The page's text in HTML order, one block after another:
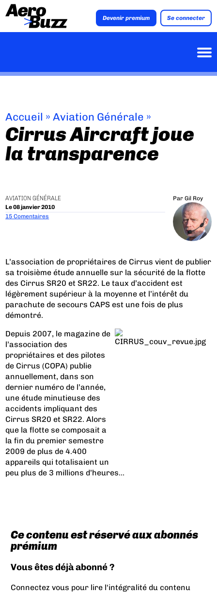
Devenir premium Se connecter
Accueil »Aviation Générale »
Cirrus Aircraft joue
la transparence
AVIATION GÉNÉRALE
Le 08 janvier 2010
Par Gil Roy
15 Comentaires
L’association de propriétaires de Cirrus vient de publier
sa troisième étude annuelle sur la sécurité de la flotte
des Cirrus SR20 et SR22. Le taux d’accident est
légèrement supérieur à la moyenne et l’intérêt du
parachute de secours CAPS est une fois de plus
démontré.
Depuis 2007, le magazine de
l’association des
propriétaires et des pilotes
de Cirrus (COPA) publie
annuellement, dans son
dernier numéro de l’année,
une étude minutieuse des
accidents impliquant des
Cirrus SR20 et SR22. Alors
que la flotte se composait a
la fin du premier semestre
2009 de plus de 4.400
appareils qui totalisaient un
peu plus de 3 millions d’heures...
Ce contenu est réservé aux abonnés
prémium
Vous êtes déjà abonné ?
Connectez vous pour lire l'intégralité du contenu